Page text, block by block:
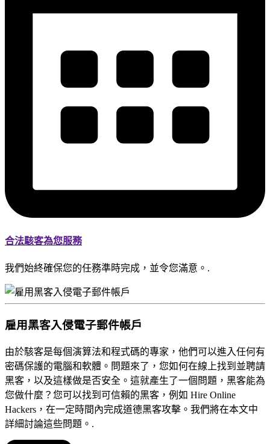
合法駭客為您服務
我們始終確保您的任務準時完成，並令您滿意。.
雇用黑客入侵電子郵件帳戶
由於駭客是每個演算法和程式碼的專家，他們可以進入任何有
密碼保護的電腦和軟體。問題來了，您如何在線上找到並聘請
黑客，以及這樣做是否安全。這就產生了一個問題，黑客能為
您做什麼？您可以找到可信賴的黑客，例如 Hire Online
Hackers，在一定時間內完成道德黑客攻擊。我們將在本文中
詳細討論這些問題。.